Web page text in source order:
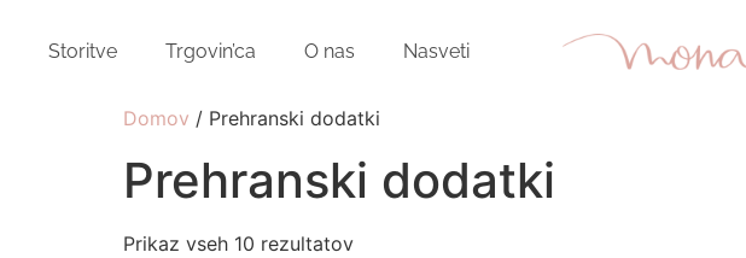
Storitve Trgovin’ca O nas Nasveti
Domov / Prehranski dodatki
Prehranski dodatki
Prikaz vseh 10 rezultatov